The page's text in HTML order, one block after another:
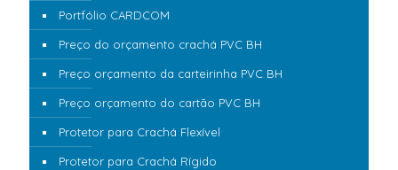
Portfólio CARDCOM
Preço do orçamento crachá PVC BH
Preço orçamento da carteirinha PVC BH
Preço orçamento do cartão PVC BH
Protetor para Crachá Flexível
Protetor para Crachá Rígido